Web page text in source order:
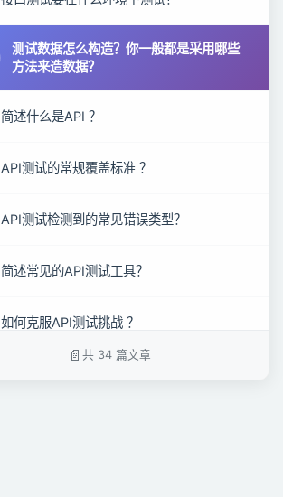
测试数据怎么构造？你一般都是采用哪些
方法来造数据？
简述什么是API ？
API测试的常规覆盖标准 ？
API测试检测到的常见错误类型？
简述常见的API测试工具？
如何克服API测试挑战 ？
共 34 篇文章